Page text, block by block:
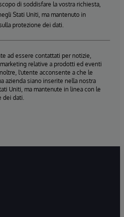
di soddisfare la vostra richiesta,
Stati Uniti, ma mantenuto in
protezione dei dati.
ad essere contattati per notizie,
relative a prodotti ed eventi
l'utente acconsente a che le
azienda siano inserite nella nostra
Uniti, ma mantenute in linea con le
dei dati.